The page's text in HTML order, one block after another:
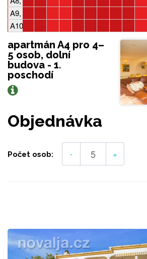
A9, 2-4 osoby, 1 ložnice
A10, 2-4 osoby, 1 ložnice
apartmán A4 pro 4–
5 osob, dolní
budova - 1.
poschodí
Objednávka
Počet osob: - +